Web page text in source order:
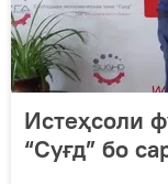
Истеҳсоли
“Суғд” бо